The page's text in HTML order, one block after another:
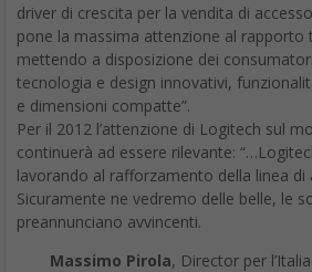
driver di crescita per la vendita di
pone la massima attenzione al rapporto
mettendo a disposizione dei
tecnologia e design innovativi,
e dimensioni compatte”.
Per il 2012 l’attenzione di Logitech sul
continuerà ad essere rilevante:
lavorando al rafforzamento della linea di
Sicuramente ne vedremo delle belle, le
preannunciano avvincenti.
Massimo Pirola, Director per